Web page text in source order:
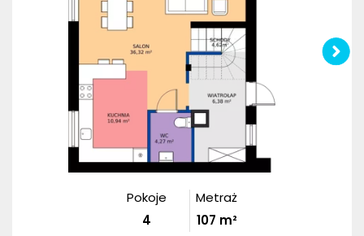
Pokoje
4
Metraż
107 m²